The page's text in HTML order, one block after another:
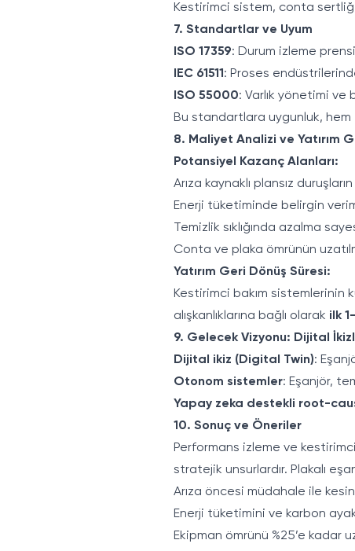
Kestirimci sistem, conta
7. Standartlar ve Uyum
ISO 17359: Durum izleme
IEC 61511 : Proses
ISO 55000: Varlık yönetimi ve
Bu standartlara uygunluk,
8. Maliyet Analizi ve Yatırım
Potansiyel Kazanç Alanları:
Arıza kaynaklı plansız
Enerji tüketiminde belirgin
Temizlik sıklığında azalma
Conta ve plaka ömrünün
Yatırım Geri Dönüş Süresi:
Kestirimci bakım sistemlerinin
alışkanlıklarına bağlı olarak ilk
9. Gelecek Vizyonu: Dijital
Dijital ikiz (Digital Twin):
Otonom sistemler: Eşanjör,
Yapay zeka destekli root-
10. Sonuç ve Öneriler
Performans izleme ve kestirimci
stratejik unsurlardır. Plakalı
Arıza öncesi müdahale ile
Enerji tüketimini ve karbon
Ekipman ömrünü %25’e kadar